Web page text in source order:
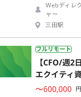
Webディレ
ャー
三田駅
フルリモート
【CFO/週
エクイティ
〜600,000